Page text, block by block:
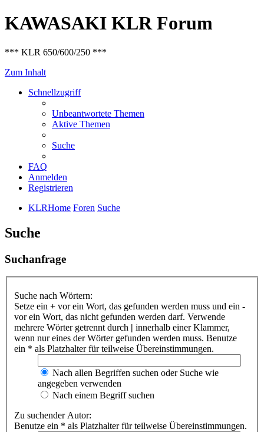
KAWASAKI KLR Forum
*** KLR 650/600/250 ***
Zum Inhalt
Schnellzugriff
Unbeantwortete Themen
Aktive Themen
Suche
FAQ
Anmelden
Registrieren
KLRHome Foren Suche
Suche
Suchanfrage
Suche nach Wörtern:
Setze ein + vor ein Wort, das gefunden werden muss und ein -
vor ein Wort, das nicht gefunden werden darf. Verwende
mehrere Wörter getrennt durch | innerhalb einer Klammer,
wenn nur eines der Wörter gefunden werden muss. Benutze
ein * als Platzhalter für teilweise Übereinstimmungen.
Nach allen Begriffen suchen oder Suche wie
angegeben verwenden
Nach einem Begriff suchen
Zu suchender Autor:
Benutze ein * als Platzhalter für teilweise Übereinstimmungen.